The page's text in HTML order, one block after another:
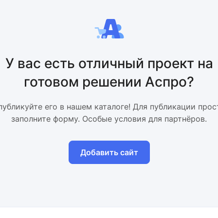
У вас есть отличный проект на
готовом решении Аспро?
его в нашем каталоге! Для публикации
заполните форму. Особые условия для партнёров.
Добавить сайт